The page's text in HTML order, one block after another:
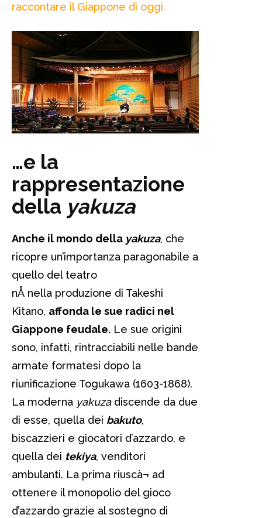
raccontare il Giappone di oggi.
…e la
rappresentazione
della yakuza
Anche il mondo della yakuza, che
ricopre un’importanza paragonabile a
quello del teatro
nÅ nella produzione di Takeshi
Kitano, affonda le sue radici nel
Giappone feudale. Le sue origini
sono, infatti, rintracciabili nelle bande
armate formatesi dopo la
riunificazione Togukawa (1603-1868).
La moderna yakuza discende da due
di esse, quella dei bakuto,
biscazzieri e giocatori d’azzardo, e
quella dei tekiya, venditori
ambulanti. La prima riuscà¬ ad
ottenere il monopolio del gioco
d’azzardo grazie al sostegno di